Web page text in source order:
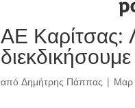
ΑΕ Καρίτσας:
από Δημήτρης Πάππας | Μαρ